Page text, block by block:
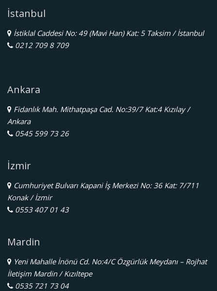
İstanbul
İstiklal Caddesi No: 49 (Mavi Han) Kat: 5 Taksim / İstanbul
0212 709 8 709
Ankara
Fidanlık Mah. Mithatpaşa Cad. No:39/7 Kat:4 Kızılay /
Ankara
0545 599 73 26
İzmir
Cumhuriyet Bulvarı Kapani İş Merkezi No: 36 Kat: 7/711
Konak / İzmir
0553 407 01 43
Mardin
Yeni Mahalle İnönü Cd. No:4/C Özgürlük Meydanı – Rojhat
İletişim Mardin / Kızıltepe
0535 721 73 04